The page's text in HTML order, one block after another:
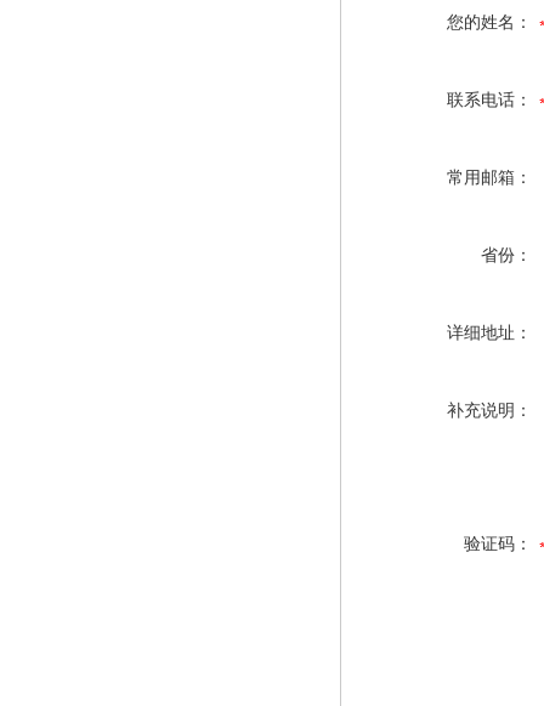
您的姓名：
联系电话：
常用邮箱：
省份：
详细地址：
补充说明：
验证码：